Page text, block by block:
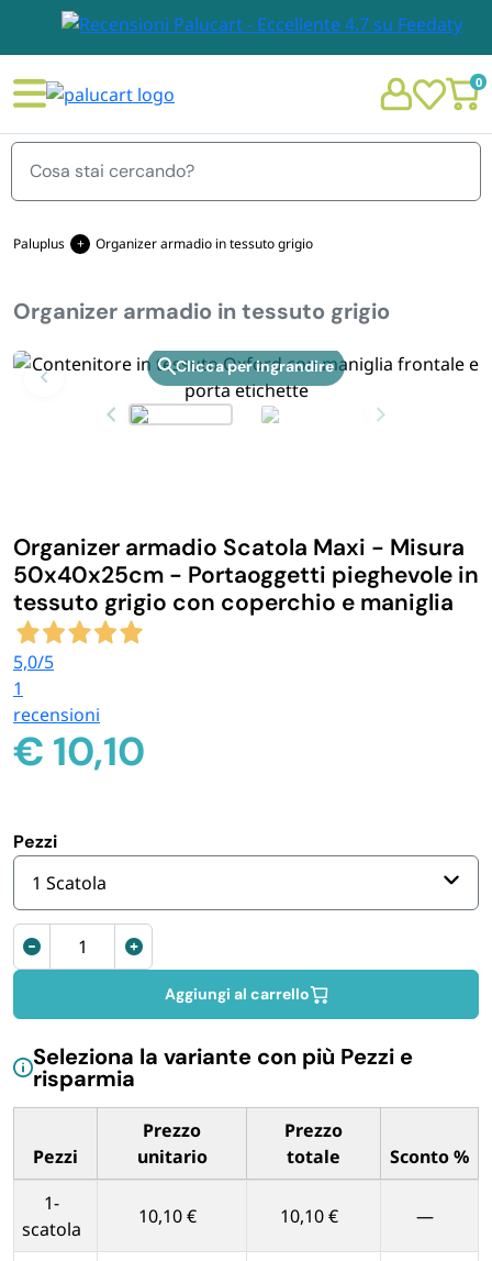
0
Menu
STOVIGLIE E TOVAGLIOLI
GIARDINO E ARREDO PER ESTERNO
CASA E PERSONA
PERSONA E MEDICALI
PET
PARTY
FORNITURE SETTORE HO.RE.CA
BIODEGRADABILE
Personalizzazione Monouso
Paluplus Organizer armadio in tessuto grigio
Organizer armadio in tessuto grigio
Zoom
Organizer armadio Scatola Maxi - Misura
50x40x25cm - Portaoggetti pieghevole in
tessuto grigio con coperchio e maniglia
5,0/5
1
recensioni
€ 10,10
Pezzi
1 Scatola
Organizer
armadio
tessuto
quantità
Aggiungi al carrello
Seleziona la variante con più Pezzi e
risparmia
Tabella dei prezzi unitari in base alla quantità di Pezzi
Pezzi
Prezzo
unitario
Prezzo
totale
Sconto %
1-
scatola
10,10 € 10,10 € —